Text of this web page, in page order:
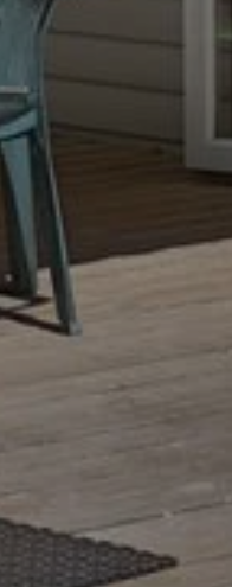
CAMPING